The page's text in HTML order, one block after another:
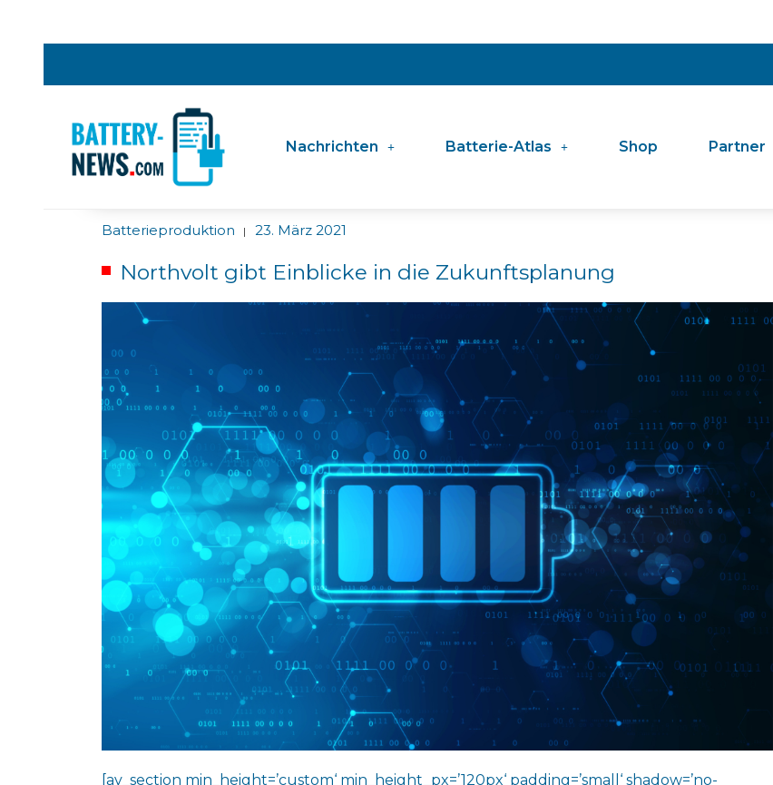
Nachrichten Batterie-Atlas Shop Partner
Batterieproduktion | 23. März 2021
Northvolt gibt Einblicke in die Zukunftsplanung
[av_section min_height=’custom‘ min_height_px=’120px‘ padding=’small‘ shadow=’no-